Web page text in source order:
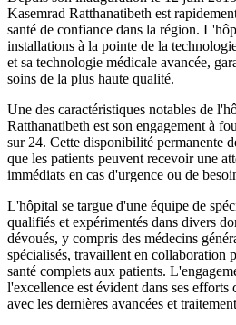
Kasemrad Ratthanatibeth est
santé de confiance dans la région.
installations à la pointe de la
et sa technologie médicale avancée,
soins de la plus haute qualité.
Une des caractéristiques notables de
Ratthanatibeth est son engagement à
sur 24. Cette disponibilité permanente
que les patients peuvent recevoir une
immédiats en cas d'urgence ou de
L'hôpital se targue d'une équipe de
qualifiés et expérimentés dans divers
dévoués, y compris des médecins
spécialisés, travaillent en collaboration
santé complets aux patients.
l'excellence est évident dans ses
avec les dernières avancées et